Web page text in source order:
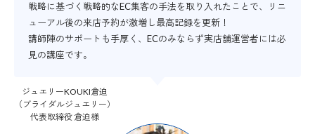
ジュエリーKOUKI倉迫
（ブライダルジュエリー）
代表取締役 倉迫様
戦略に基づく戦略的なEC集客の手法を取り入れたことで、リニ
ューアル後の来店予約が激増し最高記録を更新！
講師陣のサポートも手厚く、ECのみならず実店舗運営者には必
見の講座です。